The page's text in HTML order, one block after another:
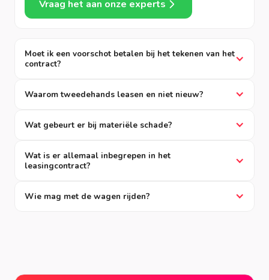
Vraag het aan onze experts
Moet ik een voorschot betalen bij het tekenen van het
contract?
Waarom tweedehands leasen en niet nieuw?
Wat gebeurt er bij materiële schade?
Wat is er allemaal inbegrepen in het
leasingcontract?
Wie mag met de wagen rijden?